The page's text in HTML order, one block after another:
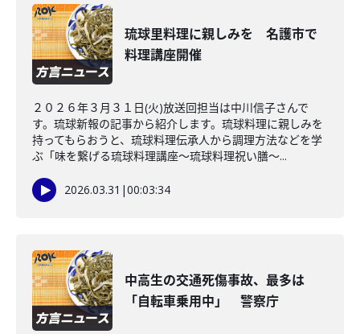
琉球里料理に親しみを 名護市で
料理講座開催
２０２６年３月３１日(火)放送回担当は中川信子さんで
す。琉球新報の記事から紹介します。琉球料理に親しみを
持ってもらおうと、琉球料理伝承人から調理方法などを学
ぶ「味を繋げる琉球料理講座～琉球料理祝い膳～...
2026.03.31 |00:03:34
中高生の交通死傷事故、最多は
「自転車乗用中」 警察庁